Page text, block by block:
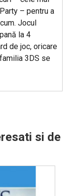
– pentru a
Jocul
la 4
de joc, oricare
3DS se
si de